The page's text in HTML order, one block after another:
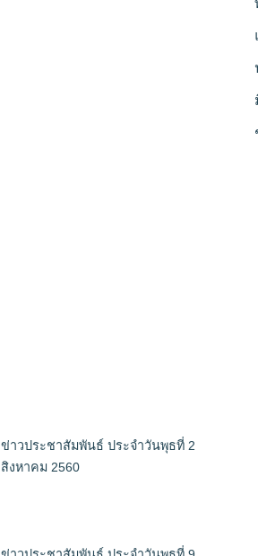
ข่าวประชาสัมพันธ์ ประจำวันพุธที่ 2
สิงหาคม 2560